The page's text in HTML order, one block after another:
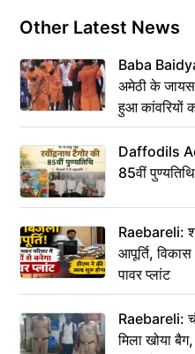
Other Latest News
Baba
अमेठी के जायस
हुआ कांवरियों
Daffodils
85वीं
Raebareli:
आपूर्ति,
पावर प्लांट
Raebareli:
मिला खोया